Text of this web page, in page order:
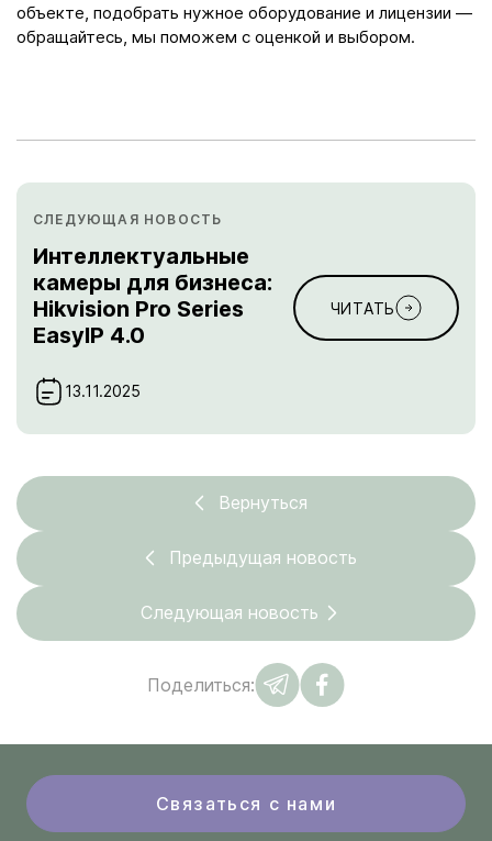
объекте, подобрать нужное оборудование и лицензии —
обращайтесь, мы поможем с оценкой и выбором.
СЛЕДУЮЩАЯ НОВОСТЬ
Интеллектуальные
камеры для бизнеса:
Hikvision Pro Series
EasyIP 4.0
13.11.2025
ЧИТАТЬ
Вернуться
Предыдущая новость
Следующая новость
Поделиться:
Связаться с нами